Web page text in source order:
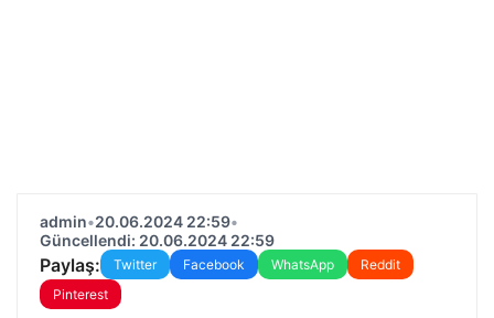
admin•20.06.2024 22:59•
Güncellendi: 20.06.2024 22:59
Paylaş: Twitter Facebook WhatsApp
Reddit
Pinterest